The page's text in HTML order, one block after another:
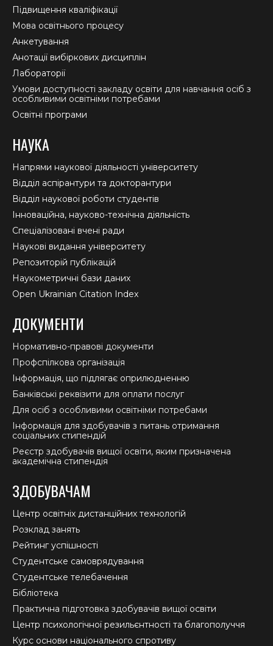
Підвищення кваліфікації
Мова освітнього процесу
Анкетування
Анотації вибіркових дисциплін
Лабораторії
Умови доступності закладу освіти для навчання осіб з
особливими освітніми потребами
Освітні програми
НАУКА
Напрями наукової діяльності університету
Відділ аспірантури та докторантури
Відділ наукової роботи студентів
Інноваційна, науково-технічна діяльність
Спеціалізовані вчені ради
Наукові видання університету
Репозиторій публікацій
Наукометричні бази даних
Open Ukrainian Citation Index
ДОКУМЕНТИ
Нормативно-правові документи
Профспілкова організація
Інформація, що підлягає оприлюдненню
Банківські реквізити для оплати послуг
Для осіб з особливими освітніми потребами
Інформація для здобувачів з питань отримання
соціальних стипендій
Реєстр здобувачів вищої освіти, яким призначена
академічна стипендія
ЗДОБУВАЧАМ
Центр освітніх дистанційних технологій
Розклад занять
Рейтинг успішності
Студентське самоврядування
Студентське телебачення
Бібліотека
Практична підготовка здобувачів вищої освіти
Центр психологічної резильєнтності та благополуччя
Курс основи національного спротиву